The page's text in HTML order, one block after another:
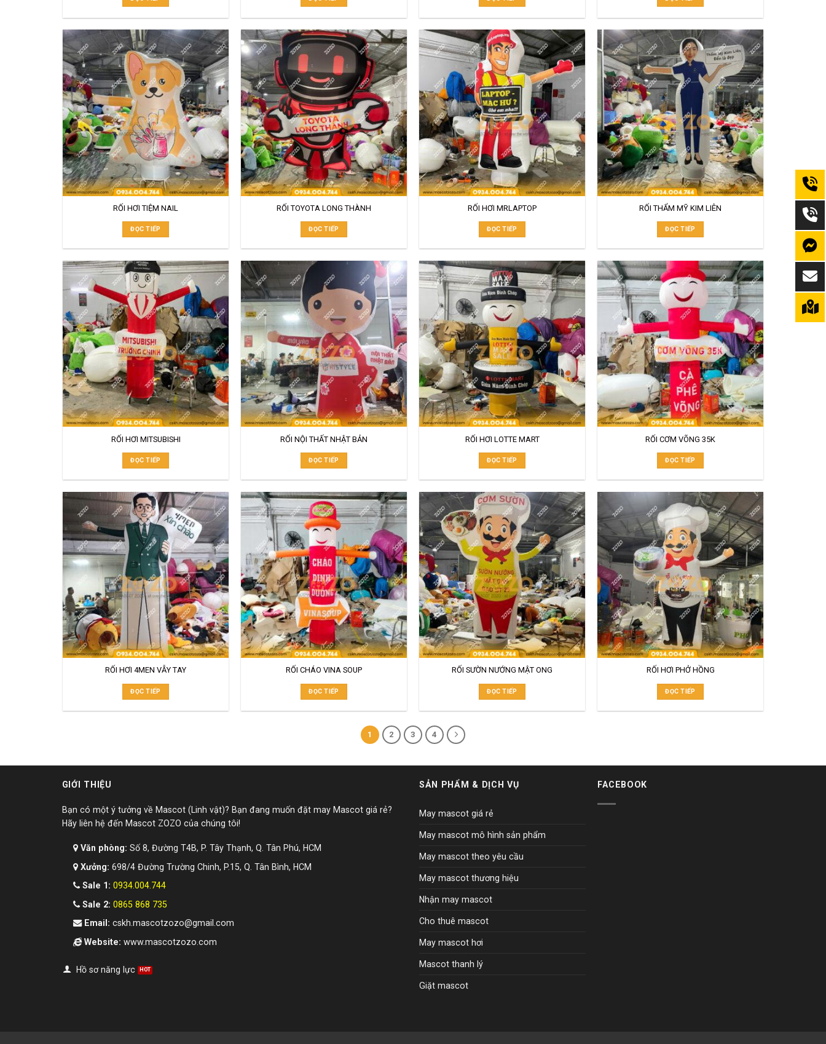
RỐI HƠI TIỆM NAIL
ĐỌC TIẾP
RỐI TOYOTA LONG THÀNH
ĐỌC TIẾP
RỐI HƠI MRLAPTOP
ĐỌC TIẾP
RỐI THẨM MỸ KIM LIÊN
ĐỌC TIẾP
RỐI HƠI MITSUBISHI
ĐỌC TIẾP
RỐI NỘI THẤT NHẬT BẢN
ĐỌC TIẾP
RỐI HƠI LOTTE MART
ĐỌC TIẾP
RỐI CƠM VÕNG 35K
ĐỌC TIẾP
RỐI HƠI 4MEN VẪY TAY
ĐỌC TIẾP
RỐI CHÁO VINA SOUP
ĐỌC TIẾP
RỐI SƯỜN NƯỚNG MẬT ONG
ĐỌC TIẾP
RỐI HƠI PHỞ HỒNG
ĐỌC TIẾP
1 2 3 4
GIỚI THIỆU
Bạn có một ý tưởng về Mascot (Linh vật)? Bạn đang muốn đặt may Mascot giá rẻ?
Hãy liên hệ đến Mascot ZOZO của chúng tôi!
Văn phòng: Số 8, Đường T4B, P. Tây Thạnh, Q. Tân Phú, HCM
Xưởng: 698/4 Đường Trường Chinh, P.15, Q. Tân Bình, HCM
Sale 1: 0934.004.744
Sale 2: 0865 868 735
Email: cskh.mascotzozo@gmail.com
Website: www.mascotzozo.com
Hồ sơ năng lực
SẢN PHẨM & DỊCH VỤ
May mascot giá rẻ
May mascot mô hình sản phẩm
May mascot theo yêu cầu
May mascot thương hiệu
Nhận may mascot
Cho thuê mascot
May mascot hơi
Mascot thanh lý
Giặt mascot
FACEBOOK